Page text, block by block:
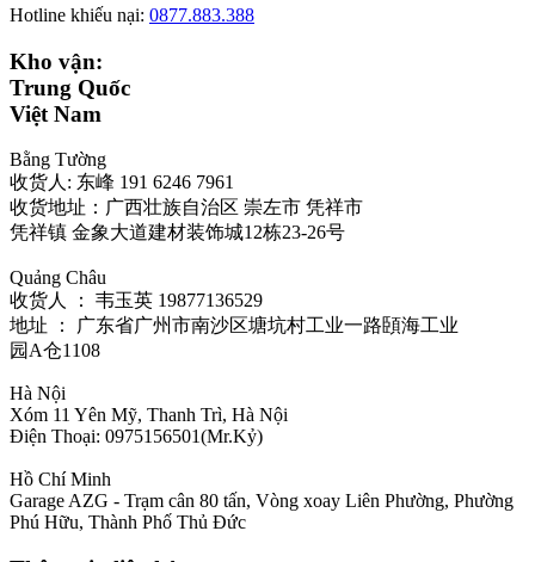
Hotline khiếu nại: 0877.883.388
Kho vận:
Trung Quốc
Việt Nam
Bằng Tường
收货人: 东峰 191 6246 7961
收货地址：广西壮族自治区 崇左市 凭祥市
凭祥镇 金象大道建材装饰城12栋23-26号
Quảng Châu
收货人 ： 韦玉英 19877136529‬
地址 ： 广东省广州市南沙区塘坑村工业一路頣海工业
园A仓1108
Hà Nội
Xóm 11 Yên Mỹ, Thanh Trì, Hà Nội
Điện Thoại: 0975156501(Mr.Kỷ)
Hồ Chí Minh
Garage AZG - Trạm cân 80 tấn, Vòng xoay Liên Phường, Phường
Phú Hữu, Thành Phố Thủ Đức